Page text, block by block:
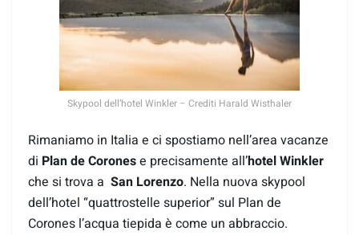
Skypool dell’hotel Winkler – Crediti Harald Wisthaler
Rimaniamo in Italia e ci spostiamo nell’area vacanze
di Plan de Coronese precisamente all’hotel Winkler
che si trova a San Lorenzo. Nella nuova skypool
dell’hotel “quattrostelle superior” sul Plan de
Corones l’acqua tiepida è come un abbraccio.